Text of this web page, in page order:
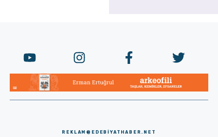
REKLAM@EDEBIYATHABER.NET